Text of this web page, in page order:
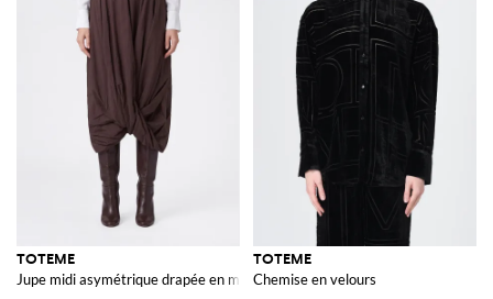
TOTEME
Jupe midi asymétrique drapée en mélange de coton et lyocell
TOTEME
Chemise en velours